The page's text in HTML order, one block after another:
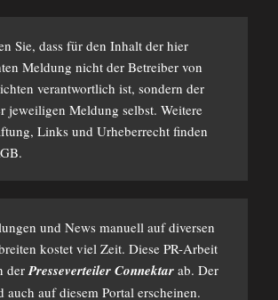
Sie, dass für den Inhalt der hier
Meldung nicht der Betreiber von
verantwortlich ist, sondern der
jeweiligen Meldung selbst. Weitere
Links und Urheberrecht finden
.
und News manuell auf diversen
kostet viel Zeit. Diese PR-Arbeit
derPresseverteiler Connektarab. Der
auch auf diesem Portal erscheinen.